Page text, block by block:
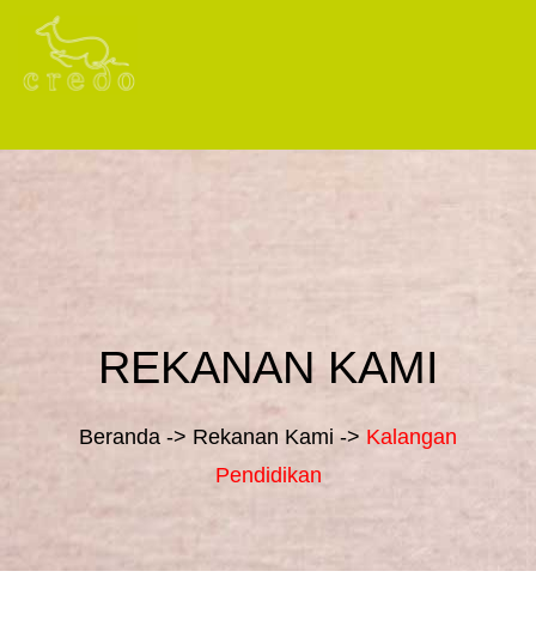
REKANAN KAMI
Beranda -> Rekanan Kami -> Kalangan
Pendidikan